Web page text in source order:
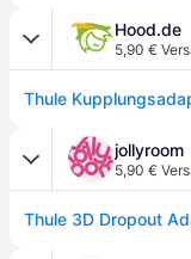
Hood.de
5,90 €
Thule
jollyroom
5,90 €